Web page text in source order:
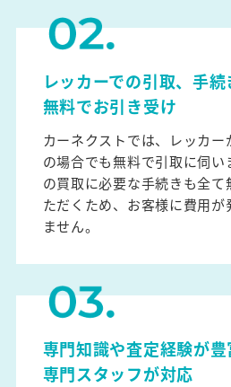
レッカーでの引取、手
無料でお引き受け
カーネクストでは、レッカ
の場合でも無料で引取に伺い
の買取に必要な手続きも全て
ただくため、お客様に費用が
ません。
専門知識や査定経験が
専門スタッフが対応